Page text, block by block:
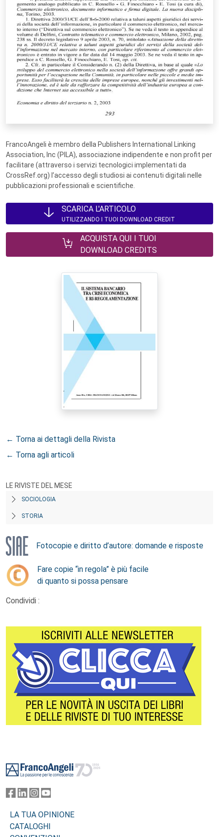
FrancoAngeli è membro della Publishers International Linking
Association, Inc (PILA), associazione indipendente e non profit per
facilitare (attraverso i servizi tecnologici implementati da
CrossRef.org) l’accesso degli studiosi ai contenuti digitali nelle
pubblicazioni professionali e scientifiche.
SCARICA L'ARTICOLO
UTILIZZANDO I TUOI DOWNLOAD CREDIT
ACQUISTA QUI I TUOI
DOWNLOAD CREDITS
← Torna ai dettagli della Rivista
← Torna agli articoli
LE RIVISTE DEL MESE
SOCIOLOGIA
STORIA
Fotocopie e diritto d’autore: domande e risposte
Fare copie “in regola” è più facile
di quanto si possa pensare
Condividi :
LA TUA OPINIONE
CATALOGHI